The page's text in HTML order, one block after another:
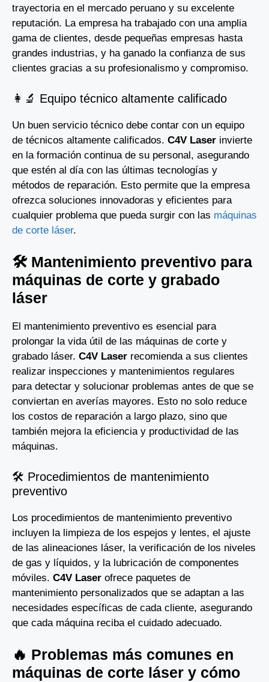
trayectoria en el mercado peruano y su excelente
reputación. La empresa ha trabajado con una amplia
gama de clientes, desde pequeñas empresas hasta
grandes industrias, y ha ganado la confianza de sus
clientes gracias a su profesionalismo y compromiso.
👩‍🔬 Equipo técnico altamente calificado
Un buen servicio técnico debe contar con un equipo
de técnicos altamente calificados. C4V Laser invierte
en la formación continua de su personal, asegurando
que estén al día con las últimas tecnologías y
métodos de reparación. Esto permite que la empresa
ofrezca soluciones innovadoras y eficientes para
cualquier problema que pueda surgir con las máquinas
de corte láser.
🛠️ Mantenimiento preventivo para
máquinas de corte y grabado
láser
El mantenimiento preventivo es esencial para
prolongar la vida útil de las máquinas de corte y
grabado láser. C4V Laser recomienda a sus clientes
realizar inspecciones y mantenimientos regulares
para detectar y solucionar problemas antes de que se
conviertan en averías mayores. Esto no solo reduce
los costos de reparación a largo plazo, sino que
también mejora la eficiencia y productividad de las
máquinas.
🛠️ Procedimientos de mantenimiento
preventivo
Los procedimientos de mantenimiento preventivo
incluyen la limpieza de los espejos y lentes, el ajuste
de las alineaciones láser, la verificación de los niveles
de gas y líquidos, y la lubricación de componentes
móviles. C4V Laser ofrece paquetes de
mantenimiento personalizados que se adaptan a las
necesidades específicas de cada cliente, asegurando
que cada máquina reciba el cuidado adecuado.
🔥 Problemas más comunes en
máquinas de corte láser y cómo